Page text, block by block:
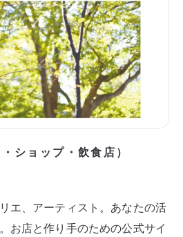
ショップ・飲食店）
エ、アーティスト。あなたの活
お店と作り手のための公式サイ